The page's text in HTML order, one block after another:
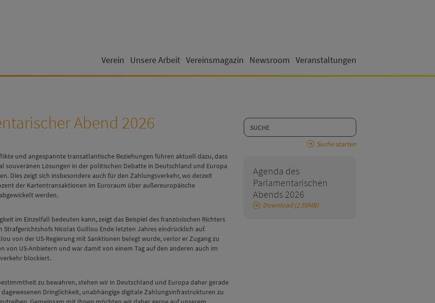
Verein Unsere Arbeit Vereinsmagazin Newsroom Veranstaltungen
Abend 2026
und angespannte transatlantische Beziehungen führen aktuell dazu, dass
souveränen Lösungen in der politischen Debatte in Deutschland und Europa
Dies zeigt sich insbesondere auch für den Zahlungsverkehr, wo derzeit
der Kartentransaktionen im Euroraum über außereuropäische
werden.
im Einzelfall bedeuten kann, zeigt das Beispiel des französischen Richters
Nicolas Guillou Ende letzten Jahres eindrücklich auf.
von der US-Regierung mit Sanktionen belegt wurde, verlor er Zugang zu
von US-Anbietern und war damit von einem Tag auf den anderen auch im
blockiert.
zu bewahren, stehen wir in Deutschland und Europa daher gerade
Dringlichkeit, unabhängige digitale Zahlungsinfrastrukturen zu
Suche starten
Agenda des
Parlamentarischen
Abends 2026
Download (2.58MB)